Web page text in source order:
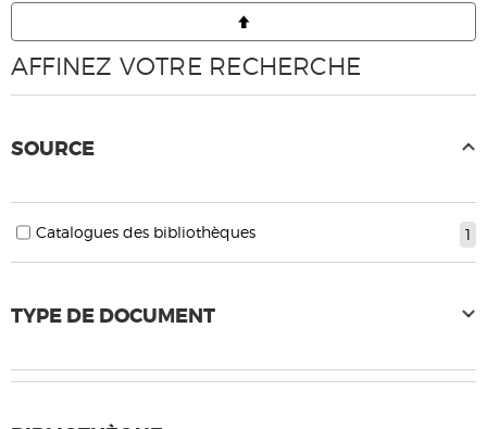
AFFINEZ VOTRE RECHERCHE
SOURCE
1
Catalogues des bibliothèques
TYPE DE DOCUMENT